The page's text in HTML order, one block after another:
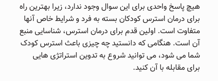
هیچ پاسخ واحدی برای این سوال وجود ندارد، زیرا بهترین راه
برای درمان استرس کودکان بسته به فرد و شرایط خاص آنها
متفاوت است. اولین قدم برای درمان استرس، شناسایی منبع
آن است. هنگامی که دانستید چه چیزی باعث استرس کودک
شما می شود، می توانید شروع به تدوین استراتژی هایی
برای مقابله با آن کنید.